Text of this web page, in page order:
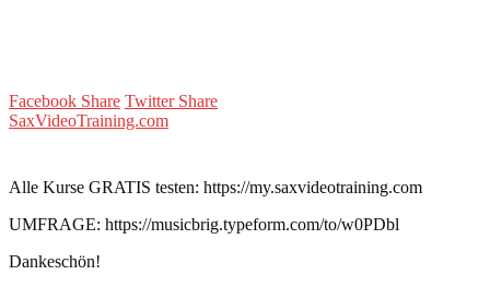
Facebook Share Twitter Share
SaxVideoTraining.com
Alle Kurse GRATIS testen: https://my.saxvideotraining.com
UMFRAGE: https://musicbrig.typeform.com/to/w0PDbl
Dankeschön!